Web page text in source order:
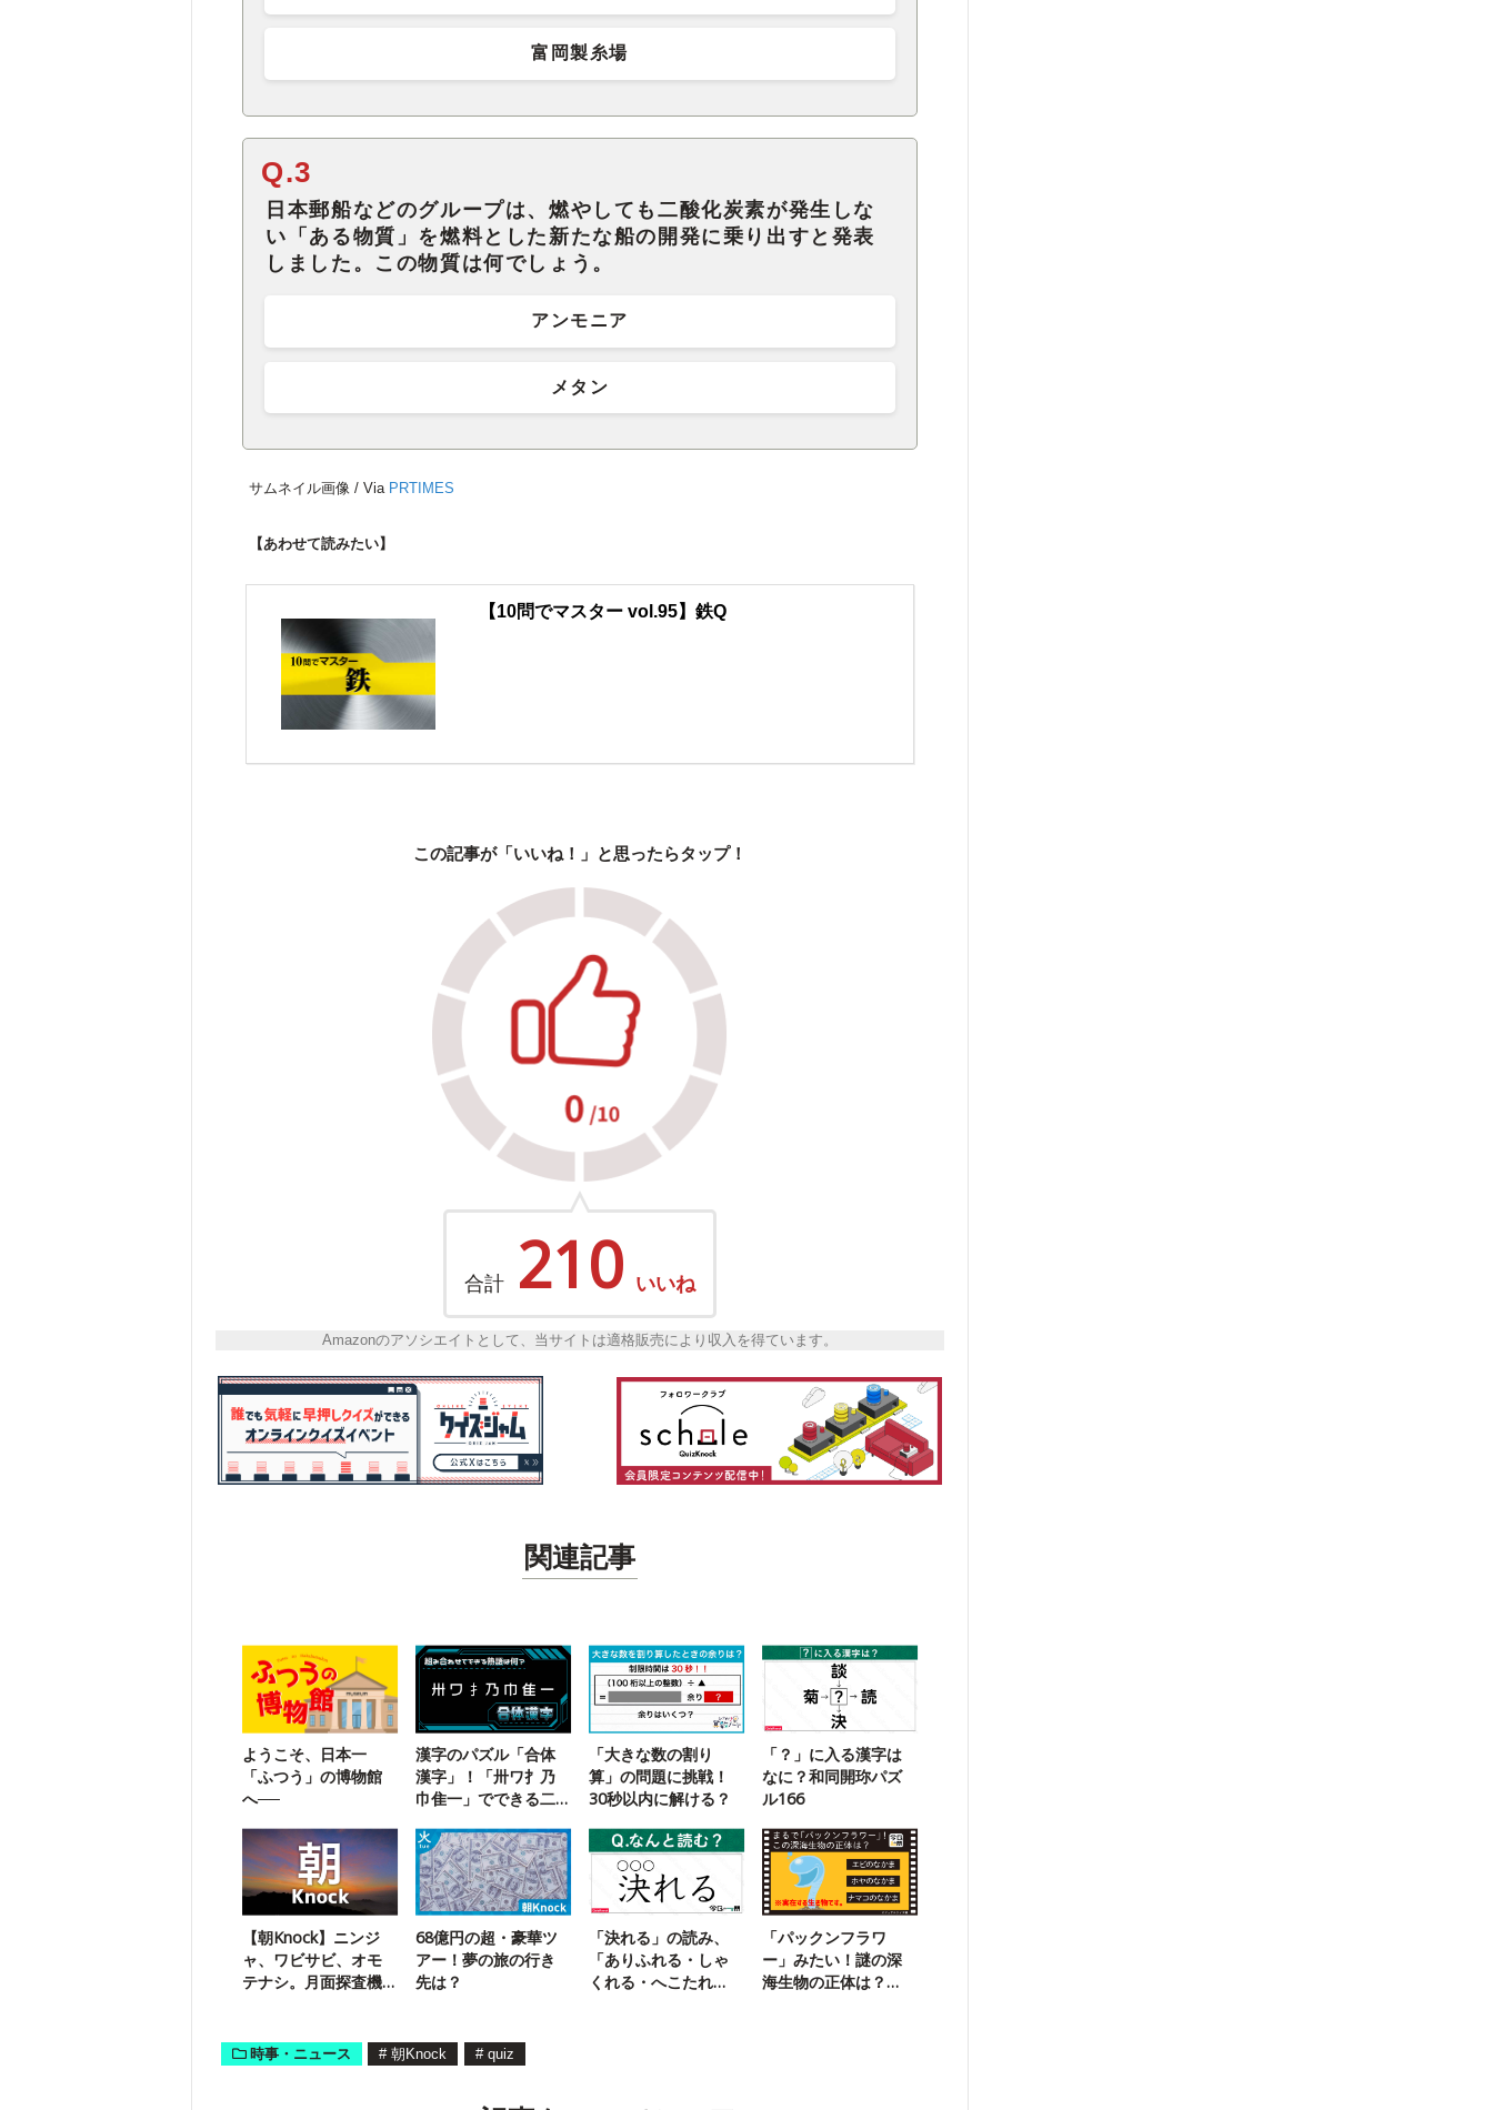
富岡製糸場
Q.3
日本郵船などのグループは、燃やしても二酸化炭素が発生しな
い「ある物質」を燃料とした新たな船の開発に乗り出すと発表
しました。この物質は何でしょう。
アンモニア
メタン
サムネイル画像 / Via PRTIMES
【あわせて読みたい】
【10問でマスター vol.95】鉄Q
この記事が「いいね！」と思ったらタップ！
合計 210 いいね
Amazonのアソシエイトとして、当サイトは適格販売により収入を得ています。
関連記事
ようこそ、日本一
「ふつう」の博物館
へ──
漢字のパズル「合体
漢字」！「卅ワ扌乃
巾隹一」でできる二
「大きな数の割り
算」の問題に挑戦！
30秒以内に解ける？
「？」に入る漢字は
なに？和同開珎パズ
ル166
【朝Knock】ニンジ
ャ、ワビサビ、オモ
テナシ。月面探査機
68億円の超・豪華ツ
アー！夢の旅の行き
先は？
「決れる」の読み、
「ありふれる・しゃ
くれる・へこたれ
「パックンフラワ
ー」みたい！謎の深
海生物の正体は？
時事・ニュース # 朝Knock # quiz